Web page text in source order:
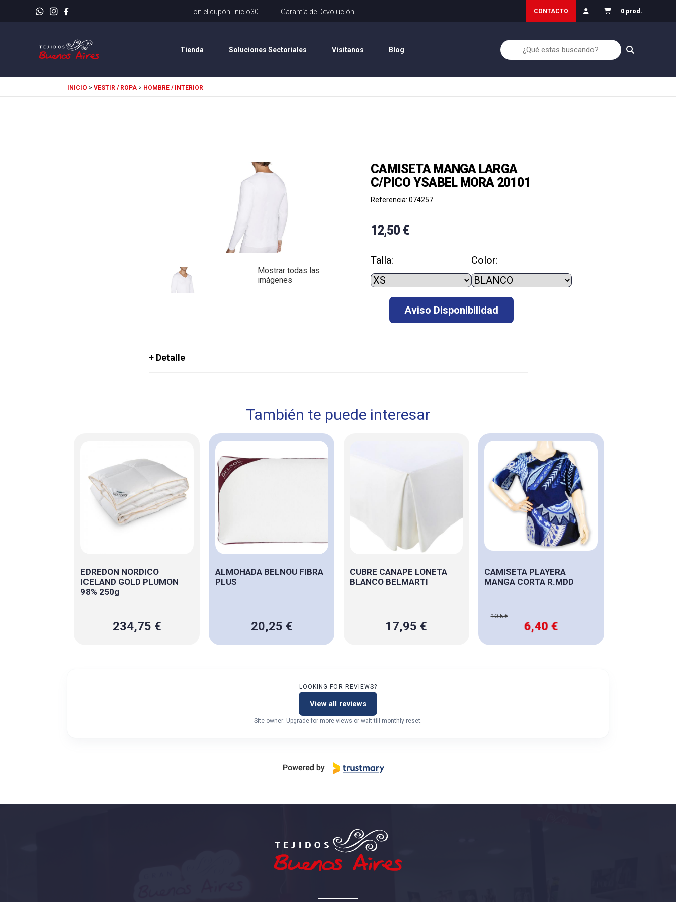
Envíos rápidos No olvides usar tu25% de Descuento CONTACTO 0 prod.
Tienda Soluciones Sectoriales Visítanos Blog
INICIO >VESTIR / ROPA > HOMBRE / INTERIOR
Mostrar todas las
imágenes
CAMISETA MANGA LARGA
C/PICO YSABEL MORA 20101
Referencia: 074257
12,50 €
Talla: Color:
+ Detalle
También te puede interesar
EDREDON NORDICO
ICELAND GOLD PLUMON
98% 250g
234,75 €
ALMOHADA BELNOU FIBRA
PLUS
20,25 €
CUBRE CANAPE LONETA
BLANCO BELMARTI
17,95 €
CAMISETA PLAYERA
MANGA CORTA R.MDD
10.5 €
6,40 €
LOOKING FOR REVIEWS?
View all reviews
Site owner: Upgrade for more views or wait till monthly reset.